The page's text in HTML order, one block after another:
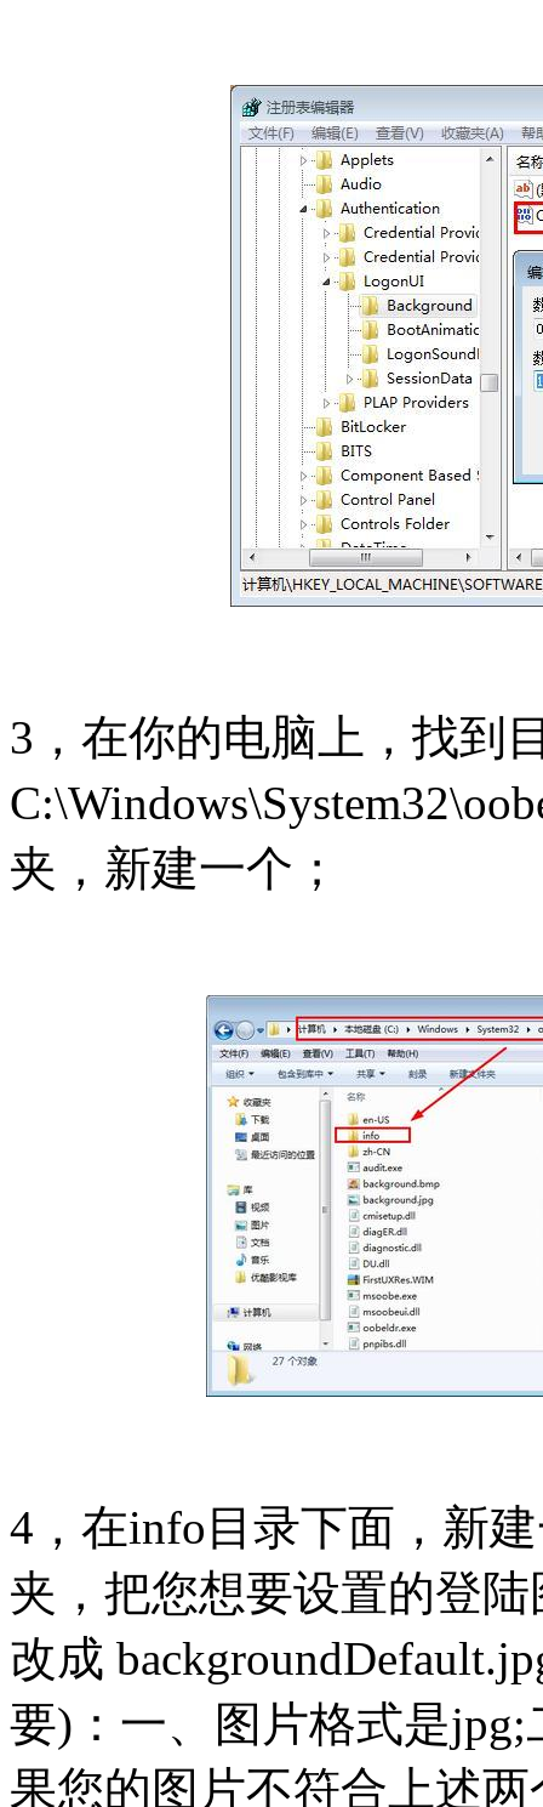
3，在你的电脑上，找到
夹，新建一个；
4，在info目录下面，新
夹，把您想要设置的登
改成
要)：一、图片格式是
果您的图片不符合上述